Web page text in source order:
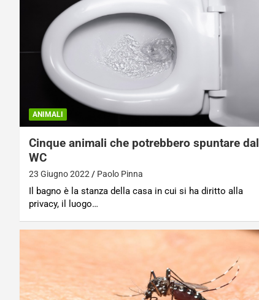
ANIMALI
Cinque animali che potrebbero spuntare dal
WC
23 Giugno 2022 Paolo Pinna
Il bagno è la stanza della casa in cui si ha diritto alla
privacy, il luogo…